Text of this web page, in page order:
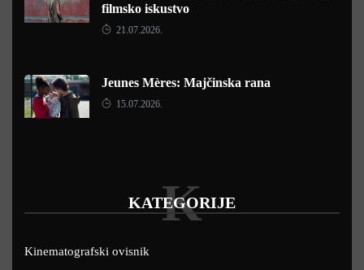
filmsko iskustvo
21.07.2026.
Jeunes Mères: Majčinska rana
15.07.2026.
KATEGORIJE
K
Kinematografski ovisnik